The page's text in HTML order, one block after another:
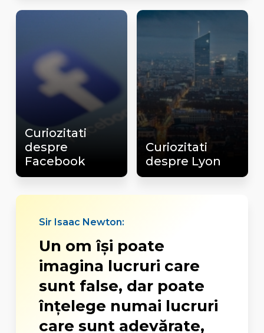
Curiozitati
despre
Facebook
Curiozitati
despre Lyon
Sir Isaac Newton:
Un om îşi poate
imagina lucruri care
sunt false, dar poate
înţelege numai lucruri
care sunt adevărate,